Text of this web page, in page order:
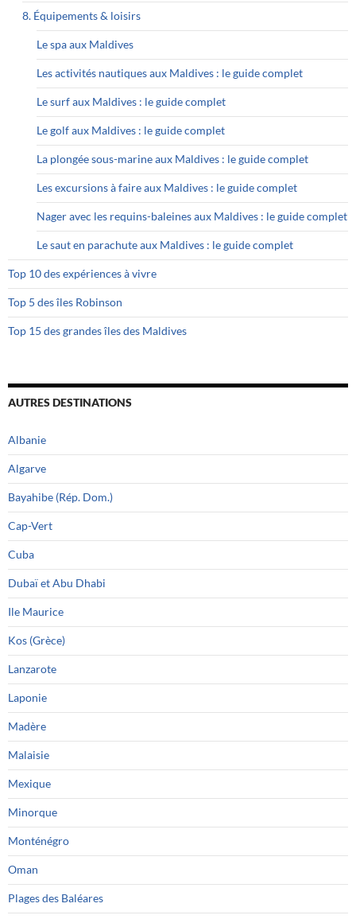
8. Équipements & loisirs
Le spa aux Maldives
Les activités nautiques aux Maldives : le guide complet
Le surf aux Maldives : le guide complet
Le golf aux Maldives : le guide complet
La plongée sous-marine aux Maldives : le guide complet
Les excursions à faire aux Maldives : le guide complet
Nager avec les requins-baleines aux Maldives : le guide complet
Le saut en parachute aux Maldives : le guide complet
Top 10 des expériences à vivre
Top 5 des îles Robinson
Top 15 des grandes îles des Maldives
AUTRES DESTINATIONS
Albanie
Algarve
Bayahibe (Rép. Dom.)
Cap-Vert
Cuba
Dubaï et Abu Dhabi
Ile Maurice
Kos (Grèce)
Lanzarote
Laponie
Madère
Malaisie
Mexique
Minorque
Monténégro
Oman
Plages des Baléares